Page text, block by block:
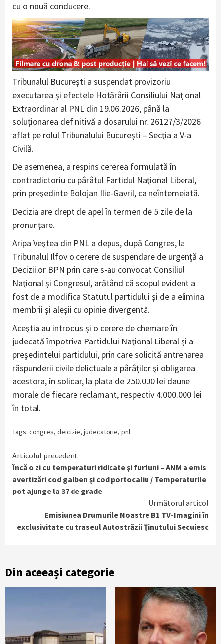
cu o nouă conducere.
Tribunalul Bucureşti a suspendat provizoriu
executarea şi efectele Hotărârii Consiliului Naţional
Extraordinar al PNL din 19.06.2026, până la
soluţionarea definitivă a dosarului nr. 26127/3/2026
aflat pe rolul Tribunalului Bucureşti – Secţia a V-a
Civilă.
De asemenea, a respins cererea formulată în
contradictoriu cu pârâtul Partidul Naţional Liberal,
prin preşedinte Bolojan Ilie-Gavril, ca neîntemeiată.
Decizia are drept de apel în termen de 5 zile de la
pronunţare.
Aripa Veştea din PNL a depus, după Congres, la
Tribunalul Ilfov o cerere de suspendare de urgenţă a
Deciziilor BPN prin care s-au convocat Consiliul
Naţional şi Congresul, arătând că scopul evident a
fost de a modifica Statutul partidului şi de a elimina
membrii şi aleşii cu opinie divergentă.
Aceştia au introdus şi o cerere de chemare în
judecată împotriva Partidului Naţional Liberal şi a
preşedintelui partidului, prin care solicită antrenarea
răspunderii civile delictuale a pârâţilor şi obligarea
acestora, în solidar, la plata de 250.000 lei daune
morale de fiecare reclamant, respectiv 4.000.000 lei
în total.
Tags: congres, deicizie, judecatorie, pnl
Continue
Reading
Articolul precedent
Încă o zi cu temperaturi ridicate şi furtuni – ANM a emis
avertizări cod galben şi cod portocaliu / Temperaturile
pot ajunge la 37 de grade
Următorul articol
Emisiunea Drumurile Noastre B1 TV-Imagini în
exclusivitate cu traseul Autostrăzii Ținutului Secuiesc
Din aceeași categorie